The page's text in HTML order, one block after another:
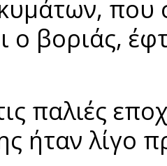
που
ο βοριάς,
παλιές
ήταν λίγο